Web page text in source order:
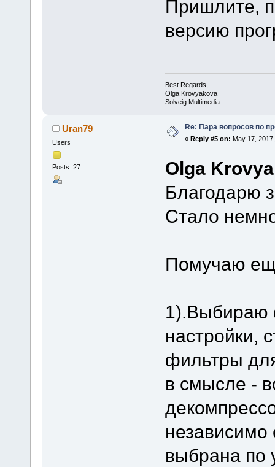
Пришлите,
версию
Best Regards,
Olga Krovyakova
Solveig Multimedia
Uran79
Users
Posts: 27
Re: Пара вопросов по
« Reply #5 on: May 17,
Olga
Благодарю
Стало
Помучаю
1).Выбираю
настройки,
фильтры
в смысле -
независимо
выбрана по